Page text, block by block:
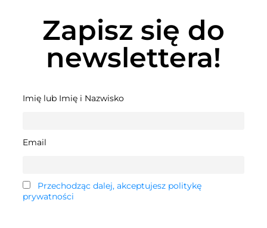
Zapisz się do
newslettera!
Imię lub Imię i Nazwisko
Email
Przechodząc dalej, akceptujesz politykę
prywatności